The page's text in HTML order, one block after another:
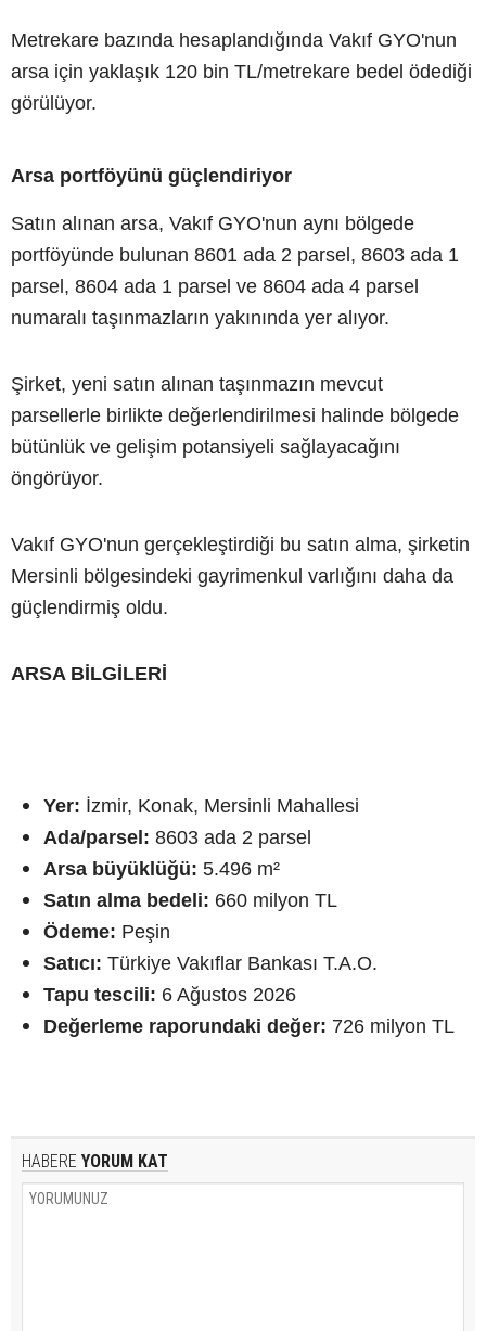
Metrekare bazında hesaplandığında Vakıf GYO'nun
arsa için yaklaşık 120 bin TL/metrekare bedel ödediği
görülüyor.
Arsa portföyünü güçlendiriyor
Satın alınan arsa, Vakıf GYO'nun aynı bölgede
portföyünde bulunan 8601 ada 2 parsel, 8603 ada 1
parsel, 8604 ada 1 parsel ve 8604 ada 4 parsel
numaralı taşınmazların yakınında yer alıyor.
Şirket, yeni satın alınan taşınmazın mevcut
parsellerle birlikte değerlendirilmesi halinde bölgede
bütünlük ve gelişim potansiyeli sağlayacağını
öngörüyor.
Vakıf GYO'nun gerçekleştirdiği bu satın alma, şirketin
Mersinli bölgesindeki gayrimenkul varlığını daha da
güçlendirmiş oldu.
ARSA BİLGİLERİ
Yer: İzmir, Konak, Mersinli Mahallesi
Ada/parsel: 8603 ada 2 parsel
Arsa büyüklüğü: 5.496 m²
Satın alma bedeli: 660 milyon TL
Ödeme: Peşin
Satıcı: Türkiye Vakıflar Bankası T.A.O.
Tapu tescili: 6 Ağustos 2026
Değerleme raporundaki değer: 726 milyon TL
HABERE YORUM KAT